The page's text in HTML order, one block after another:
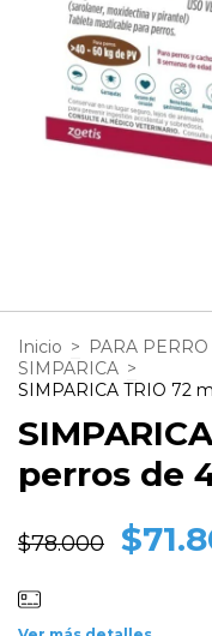
Inicio > PARA PERRO
SIMPARICA >
SIMPARICA TRIO 72
perros de
$78.000